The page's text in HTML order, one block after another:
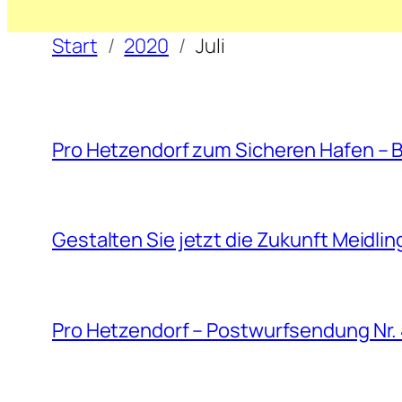
Start 2020 Juli
Pro Hetzendorf zum Sicheren Hafen –
Gestalten Sie jetzt die Zukunft
Pro Hetzendorf – Postwurfsendung